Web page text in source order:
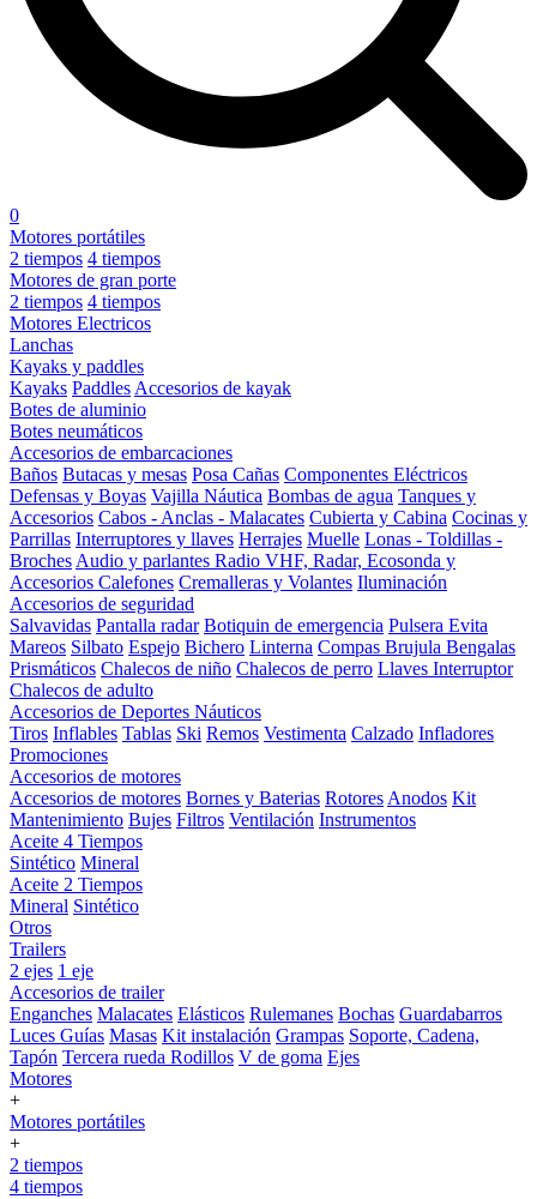
0
Motores portátiles
2 tiempos 4 tiempos
Motores de gran porte
2 tiempos 4 tiempos
Motores Electricos
Lanchas
Kayaks y paddles
Kayaks Paddles Accesorios de kayak
Botes de aluminio
Botes neumáticos
Accesorios de embarcaciones
Baños Butacas y mesas Posa Cañas Componentes Eléctricos
Defensas y Boyas Vajilla Náutica Bombas de agua Tanques y
Accesorios Cabos - Anclas - Malacates Cubierta y Cabina Cocinas y
Parrillas Interruptores y llaves Herrajes Muelle Lonas - Toldillas -
Broches Audio y parlantes Radio VHF, Radar, Ecosonda y
Accesorios Calefones Cremalleras y Volantes Iluminación
Accesorios de seguridad
Salvavidas Pantalla radar Botiquin de emergencia Pulsera Evita
Mareos Silbato Espejo Bichero Linterna Compas Brujula Bengalas
Prismáticos Chalecos de niño Chalecos de perro Llaves Interruptor
Chalecos de adulto
Accesorios de Deportes Náuticos
Tiros Inflables Tablas Ski Remos Vestimenta Calzado Infladores
Promociones
Accesorios de motores
Accesorios de motores Bornes y Baterias Rotores Anodos Kit
Mantenimiento Bujes Filtros Ventilación Instrumentos
Aceite 4 Tiempos
Sintético Mineral
Aceite 2 Tiempos
Mineral Sintético
Otros
Trailers
2 ejes 1 eje
Accesorios de trailer
Enganches Malacates Elásticos Rulemanes Bochas Guardabarros
Luces Guías Masas Kit instalación Grampas Soporte, Cadena,
Tapón Tercera rueda Rodillos V de goma Ejes
Motores
+
Motores portátiles
+
2 tiempos
4 tiempos